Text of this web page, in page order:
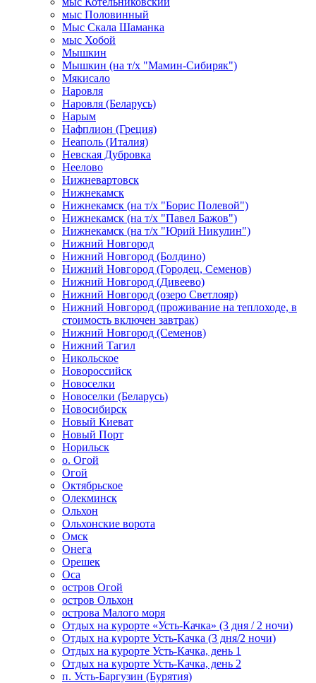
мыс Половинный
Мыс Скала Шаманка
мыс Хобой
Мышкин
Мышкин (на т/х "Мамин-Сибиряк")
Мякисало
Наровля
Наровля (Беларусь)
Нарым
Нафплион (Греция)
Неаполь (Италия)
Невская Дубровка
Неелово
Нижневартовск
Нижнекамск
Нижнекамск (на т/х "Борис Полевой")
Нижнекамск (на т/х "Павел Бажов")
Нижнекамск (на т/х "Юрий Никулин")
Нижний Новгород
Нижний Новгород (Болдино)
Нижний Новгород (Городец, Семенов)
Нижний Новгород (Дивеево)
Нижний Новгород (озеро Светлояр)
Нижний Новгород (проживание на теплоходе, в
стоимость включен завтрак)
Нижний Новгород (Семенов)
Нижний Тагил
Никольское
Новороссийск
Новоселки
Новоселки (Беларусь)
Новосибирск
Новый Киеват
Новый Порт
Норильск
о. Огой
Огой
Октябрьское
Олекминск
Ольхон
Ольхонские ворота
Омск
Онега
Орешек
Оса
остров Огой
остров Ольхон
острова Малого моря
Отдых на курорте «Усть-Качка» (3 дня / 2 ночи)
Отдых на курорте Усть-Качка (3 дня/2 ночи)
Отдых на курорте Усть-Качка, день 1
Отдых на курорте Усть-Качка, день 2
п. Усть-Баргузин (Бурятия)